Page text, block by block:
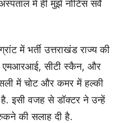
में ही मुझे नोटिस सर्वे
में भर्ती उत्तराखंड राज्य की
एमआरआई, सीटी स्कैन, और
में चोट और कमर में हल्की
है. इसी वजह से डॉक्टर ने उन्हें
की सलाह दी है.